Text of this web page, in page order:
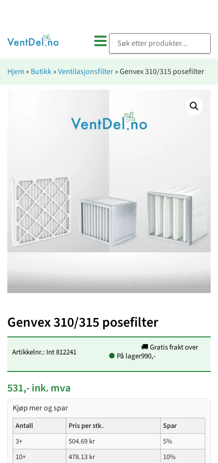
Hjem » Butikk»Ventilasjonsfilter»Genvex 310/315 posefilter
Genvex 310/315 posefilter
Artikkelnr.: Int 812241 ● På lager
🚚 Gratis frakt over
990,-
531,- ink. mva
Kjøp mer og spar
Antall Pris per stk.
Spar
3+
504.69kr
5%
10+
478.13kr
10%